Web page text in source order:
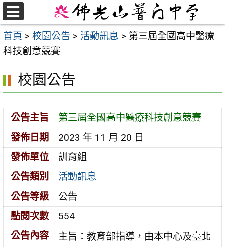
跳
至
主
要
首頁 > 校園公告 > 活動訊息 > 第三屆全國高中醫療
科技創意競賽
校園公告
公告主旨
第三屆全國高中醫療科技創意競賽
發佈日期
2023 年 11 月 20 日
發佈單位
訓育組
公告類別
活動訊息
公告等級
公告
點閱次數
554
公告內容
主旨：教育部指導，由本中心及臺北
選
單